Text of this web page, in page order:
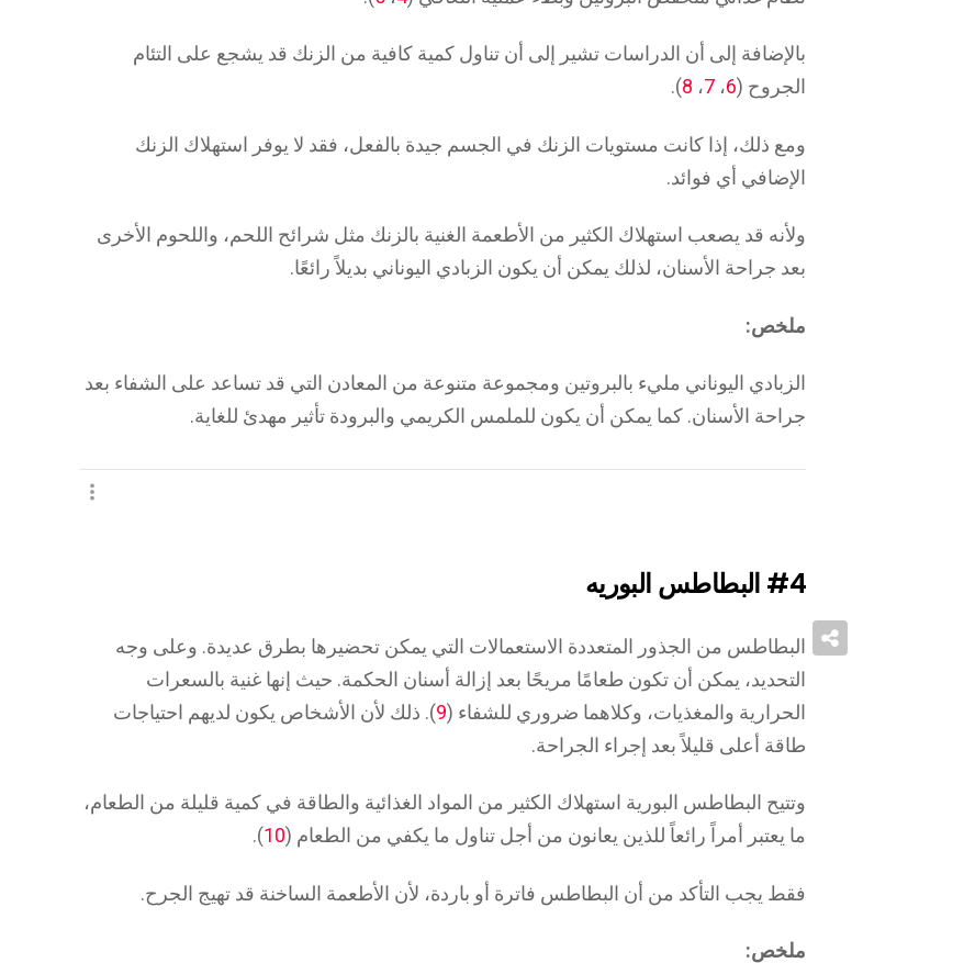
بالإضافة إلى أن الدراسات تشير إلى أن تناول كمية كافية من الزنك قد يشجع على التئام
الجروح (6، 7، 8
).
ومع ذلك، إذا كانت مستويات الزنك في الجسم جيدة بالفعل، فقد لا يوفر استهلاك الزنك
الإضافي أي فوائد.
ولأنه قد يصعب استهلاك الكثير من الأطعمة الغنية بالزنك مثل شرائح اللحم، واللحوم الأخرى
بعد جراحة الأسنان، لذلك يمكن أن يكون الزبادي اليوناني بديلاً رائعًا.
ملخص:
الزبادي اليوناني مليء بالبروتين ومجموعة متنوعة من المعادن التي قد تساعد على الشفاء بعد
جراحة الأسنان. كما يمكن أن يكون للملمس الكريمي والبرودة تأثير مهدئ للغاية.
#4 البطاطس البوريه
البطاطس من الجذور المتعددة الاستعمالات التي يمكن تحضيرها بطرق عديدة. وعلى وجه
التحديد، يمكن أن تكون طعامًا مريحًا بعد إزالة أسنان الحكمة. حيث إنها غنية بالسعرات
الحرارية والمغذيات، وكلاهما ضروري للشفاء (9). ذلك لأن الأشخاص يكون لديهم احتياجات
طاقة أعلى قليلاً بعد إجراء الجراحة.
وتتيح البطاطس البورية استهلاك الكثير من المواد الغذائية والطاقة في كمية قليلة من الطعام،
ما يعتبر أمراً رائعاً للذين يعانون من أجل تناول ما يكفي من الطعام (10
).
فقط يجب التأكد من أن البطاطس فاترة أو باردة، لأن الأطعمة الساخنة قد تهيج الجرح.
ملخص: